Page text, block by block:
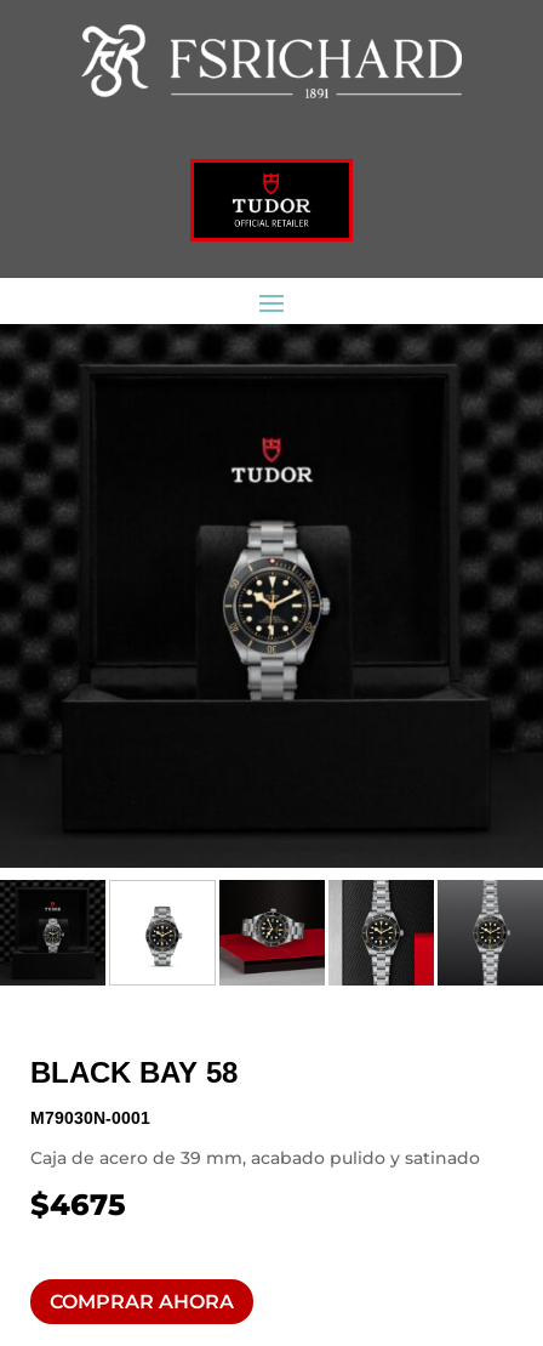
BLACK BAY 58
M79030N-0001
Caja de acero de 39 mm, acabado pulido y satinado
$4675
COMPRAR AHORA